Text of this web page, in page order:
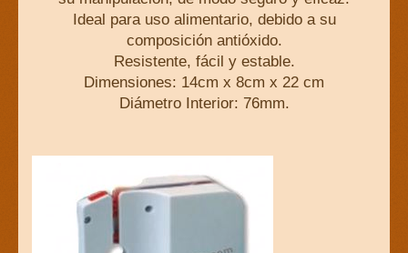
Ideal para uso alimentario, debido a su
composición antióxido.
Resistente, fácil y estable.
Dimensiones: 14cm x 8cm x 22 cm
Diámetro Interior: 76mm.